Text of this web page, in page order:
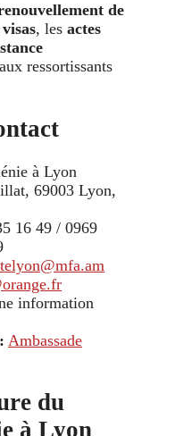
de
, les actes
aux ressortissants
à Lyon
69003 Lyon,
16 49 / 0969
information
Ambassade
du
à Lyon